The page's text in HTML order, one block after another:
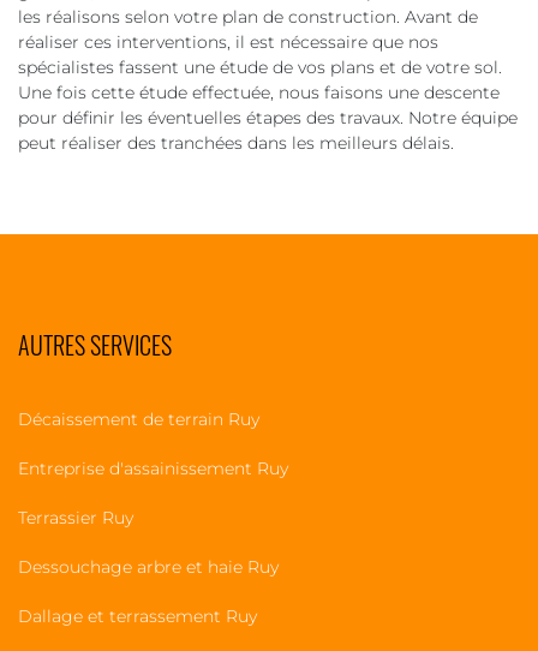
les réalisons selon votre plan de construction. Avant de
réaliser ces interventions, il est nécessaire que nos
spécialistes fassent une étude de vos plans et de votre sol.
Une fois cette étude effectuée, nous faisons une descente
pour définir les éventuelles étapes des travaux. Notre équipe
peut réaliser des tranchées dans les meilleurs délais.
AUTRES SERVICES
Décaissement de terrain Ruy
Entreprise d'assainissement Ruy
Terrassier Ruy
Dessouchage arbre et haie Ruy
Dallage et terrassement Ruy